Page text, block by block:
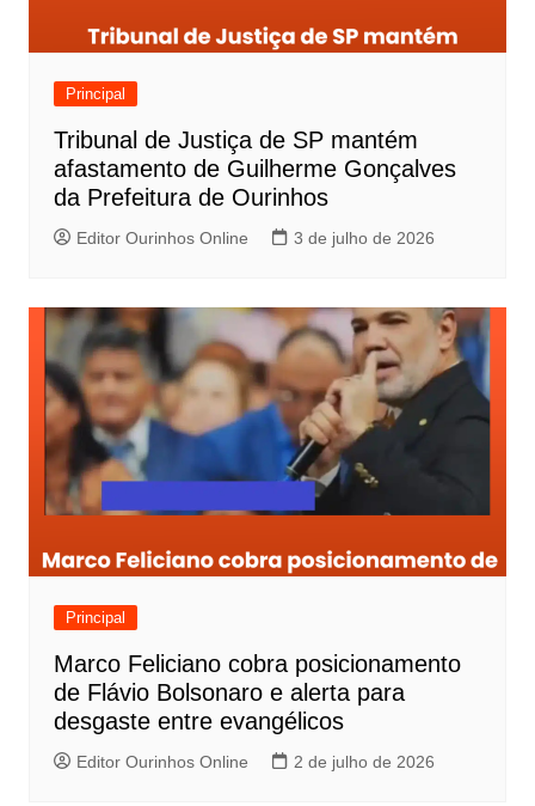
Principal
Tribunal de Justiça de SP mantém
afastamento de Guilherme Gonçalves
da Prefeitura de Ourinhos
Editor Ourinhos Online 3 de julho de 2026
Principal
Marco Feliciano cobra posicionamento
de Flávio Bolsonaro e alerta para
desgaste entre evangélicos
Editor Ourinhos Online 2 de julho de 2026